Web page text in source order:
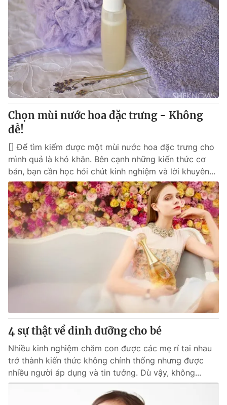
Chọn mùi nước hoa đặc trưng - Không
dễ!
[] Để tìm kiếm được một mùi nước hoa đặc trưng cho
mình quả là khó khăn. Bên cạnh những kiến thức cơ
bản, bạn cần học hỏi chút kinh nghiệm và lời khuyên...
4 sự thật về dinh dưỡng cho bé
Nhiều kinh nghiệm chăm con được các mẹ rỉ tai nhau
trở thành kiến thức không chính thống nhưng được
nhiều người áp dụng và tin tưởng. Dù vậy, không...